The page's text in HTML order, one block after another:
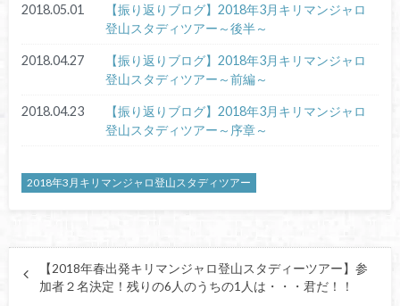
2018.05.01
【振り返りブログ】2018年3月キリマンジャロ
登山スタディツアー～後半～
2018.04.27
【振り返りブログ】2018年3月キリマンジャロ
登山スタディツアー～前編～
2018.04.23
【振り返りブログ】2018年3月キリマンジャロ
登山スタディツアー～序章～
2018年3月キリマンジャロ登山スタディツアー
【2018年春出発キリマンジャロ登山スタディーツアー】参
加者２名決定！残りの6人のうちの1人は・・・君だ！！